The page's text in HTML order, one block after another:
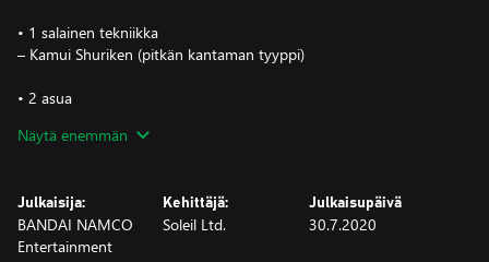
• 1 salainen tekniikka
– Kamui Shuriken (pitkän kantaman tyyppi)
• 2 asua
mies-/naisavatareille
• 1 avatarin osa
– hiukset (Kakashi Hatake Sixth Hokage) mies-/nais-avatareille
Näytä enemmän
Julkaisija:
BANDAI NAMCO
Entertainment
Kehittäjä:
Soleil Ltd.
Julkaisupäivä
30.7.2020